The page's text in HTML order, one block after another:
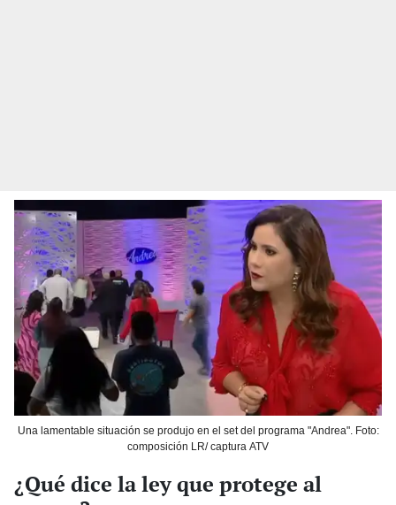
Una lamentable situación se produjo en el set del programa "Andrea". Foto:
composición LR/ captura ATV
¿Qué dice la ley que protege al